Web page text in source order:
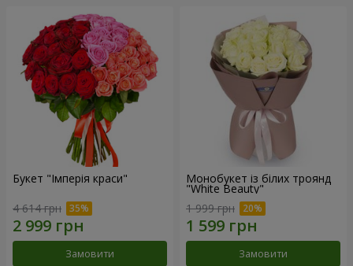
Букет "Імперія краси"
4 614 грн
Замовити
Монобукет із білих троянд
"White Beauty"
1 999 грн
Замовити